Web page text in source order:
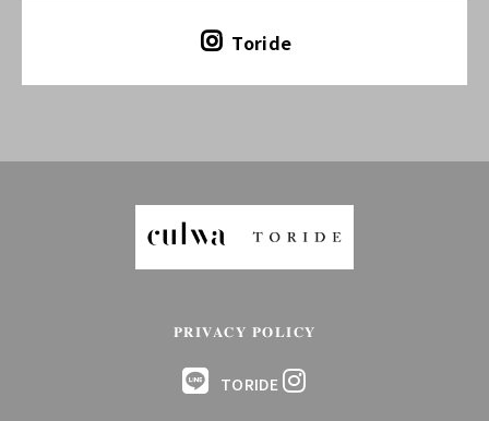
Toride
PRIVACY POLICY
TORIDE